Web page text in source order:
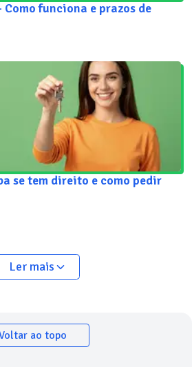
funciona e prazos de
se tem direito e como pedir
Ler mais
ao topo